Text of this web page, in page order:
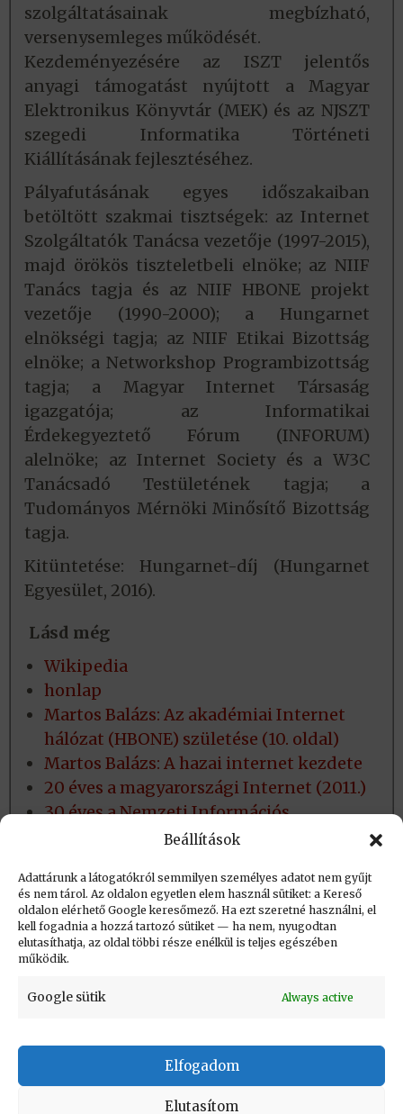
Beállítások
Adattárunk a látogatókról semmilyen személyes adatot nem gyűjt
és nem tárol. Az oldalon egyetlen elem használ sütiket: a Kereső
oldalon elérhető Google keresőmező. Ha ezt szeretné használni, el
kell fogadnia a hozzá tartozó sütiket — ha nem, nyugodtan
elutasíthatja, az oldal többi része enélkül is teljes egészében
működik.
Google sütik Always active
Elfogadom
Elutasítom
szolgáltatásainak megbízható,
versenysemleges működését.
Kezdeményezésére az ISZT jelentős
anyagi támogatást nyújtott a Magyar
Elektronikus Könyvtár (MEK) és az NJSZT
szegedi Informatika Történeti
Kiállításának fejlesztéséhez.
Pályafutásának egyes időszakaiban
betöltött szakmai tisztségek: az Internet
Szolgáltatók Tanácsa vezetője (1997-2015),
majd örökös tiszteletbeli elnöke; az NIIF
Tanács tagja és az NIIF HBONE projekt
vezetője (1990-2000); a Hungarnet
elnökségi tagja; az NIIF Etikai Bizottság
elnöke; a Networkshop Programbizottság
tagja; a Magyar Internet Társaság
igazgatója; az Informatikai
Érdekegyeztető Fórum (INFORUM)
alelnöke; az Internet Society és a W3C
Tanácsadó Testületének tagja; a
Tudományos Mérnöki Minősítő Bizottság
tagja.
Kitüntetése: Hungarnet-díj (Hungarnet
Egyesület, 2016).
Lásd még
Wikipedia
honlap
Martos Balázs: Az akadémiai Internet
hálózat (HBONE) születése (10. oldal)
Martos Balázs: A hazai internet kezdete
20 éves a magyarországi Internet (2011.)
30 éves a Nemzeti Információs
Infrastruktúra Fejlesztési (NIIF)
Létrehozva: 2017.04.05. 09:11
Utolsó módosítás: 2026.06.15. 23:28
Impresszum
Adatvédelmi tájékoztató